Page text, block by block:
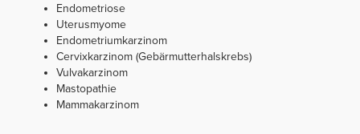
Endometriose
Uterusmyome
Endometriumkarzinom
Cervixkarzinom (Gebärmutterhalskrebs)
Vulvakarzinom
Mastopathie
Mammakarzinom